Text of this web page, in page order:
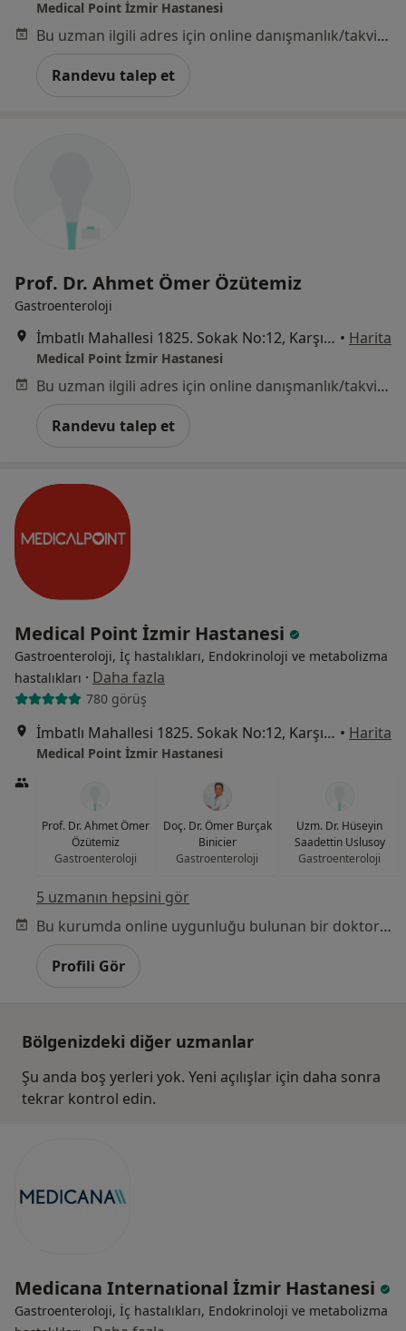
Medical Point İzmir Hastanesi
Bu uzman ilgili adres için online danışmanlık/takvim sunmuyor.
Randevu talep et
Prof. Dr. Ahmet Ömer Özütemiz
Gastroenteroloji
İmbatlı Mahallesi 1825. Sokak No:12, Karşıyaka • Harita
Medical Point İzmir Hastanesi
Bu uzman ilgili adres için online danışmanlık/takvim sunmuyor.
Randevu talep et
Medical Point İzmir Hastanesi
Gastroenteroloji, İç hastalıkları, Endokrinoloji ve metabolizma
hastalıkları · Daha fazla
780 görüş
İmbatlı Mahallesi 1825. Sokak No:12, Karşıyaka • Harita
Medical Point İzmir Hastanesi
Prof. Dr. Ahmet Ömer
Özütemiz
Gastroenteroloji
Doç. Dr. Ömer Burçak
Binicier
Gastroenteroloji
Uzm. Dr. Hüseyin
Saadettin Uslusoy
Gastroenteroloji
5 uzmanın hepsini gör
Bu kurumda online uygunluğu bulunan bir doktor veya uzman bulunamadı
Profili Gör
Bölgenizdeki diğer uzmanlar
Şu anda boş yerleri yok. Yeni açılışlar için daha sonra
tekrar kontrol edin.
Medicana International İzmir Hastanesi
Gastroenteroloji, İç hastalıkları, Endokrinoloji ve metabolizma